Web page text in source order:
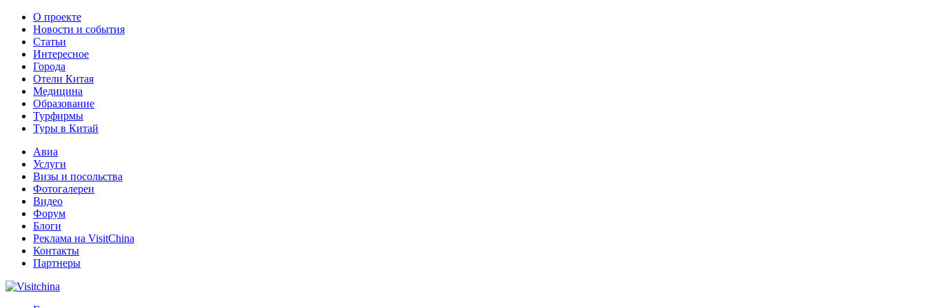
О проекте
Новости и события
Статьи
Интересное
Города
Отели Китая
Медицина
Образование
Турфирмы
Туры в Китай
Авиа
Услуги
Визы и посольства
Фотогалереи
Видео
Форум
Блоги
Реклама на VisitChina
Контакты
Партнеры